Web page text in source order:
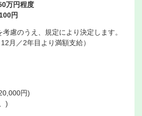
万円程度
円
慮のうえ、規定により決定します。
月／2年目より満額支給）
円)
)